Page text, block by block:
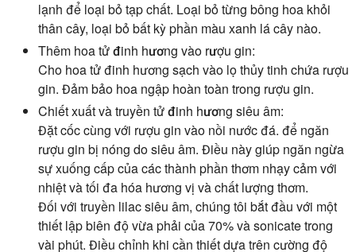
lạnh để loại bỏ tạp chất. Loại bỏ từng bông hoa khỏi
thân cây, loại bỏ bất kỳ phần màu xanh lá cây nào.
Thêm hoa tử đinh hương vào rượu gin:
Cho hoa tử đinh hương sạch vào lọ thủy tinh chứa rượu
gin. Đảm bảo hoa ngập hoàn toàn trong rượu gin.
Chiết xuất và truyền tử đinh hương siêu âm:
Đặt cốc cùng với rượu gin vào nồi nước đá. để ngăn
rượu gin bị nóng do siêu âm. Điều này giúp ngăn ngừa
sự xuống cấp của các thành phần thơm nhạy cảm với
nhiệt và tối đa hóa hương vị và chất lượng thơm.
Đối với truyền lilac siêu âm, chúng tôi bắt đầu với một
thiết lập biên độ vừa phải của 70% và sonicate trong
vài phút. Điều chỉnh khi cần thiết dựa trên cường độ